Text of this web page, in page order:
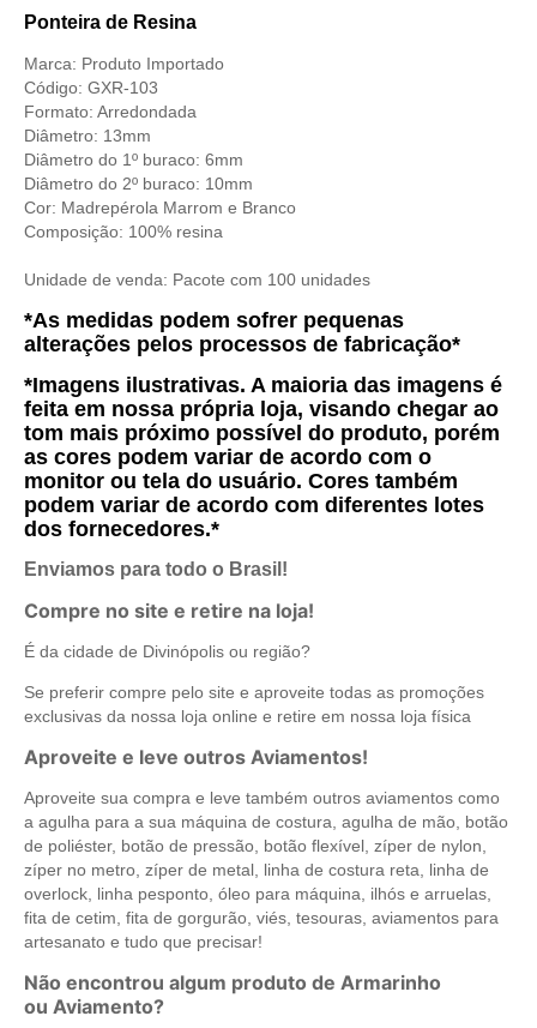
Ponteira de Resina
Marca: Produto Importado
Código: GXR-103
Formato: Arredondada
Diâmetro: 13mm
Diâmetro do 1º buraco: 6mm
Diâmetro do 2º buraco: 10mm
Cor: Madrepérola Marrom e Branco
Composição: 100% resina
Unidade de venda: Pacote com 100 unidades
*As medidas podem sofrer pequenas
alterações pelos processos de fabricação*
*Imagens ilustrativas. A maioria das imagens é
feita em nossa própria loja, visando chegar ao
tom mais próximo possível do produto, porém
as cores podem variar de acordo com o
monitor ou tela do usuário. Cores também
podem variar de acordo com diferentes lotes
dos fornecedores.*
Enviamos para todo o Brasil!
Compre no site e retire na loja!
É da cidade de Divinópolis ou região?
Se preferir compre pelo site e aproveite todas as promoções
exclusivas da nossa loja online e retire em nossa loja física
Aproveite e leve outros Aviamentos!
Aproveite sua compra e leve também outros aviamentos como
a agulha para a sua máquina de costura, agulha de mão, botão
de poliéster, botão de pressão, botão flexível, zíper de nylon,
zíper no metro, zíper de metal, linha de costura reta, linha de
overlock, linha pesponto, óleo para máquina, ilhós e arruelas,
fita de cetim, fita de gorgurão, viés, tesouras, aviamentos para
artesanato e tudo que precisar!
Não encontrou algum produto de Armarinho
ou Aviamento?